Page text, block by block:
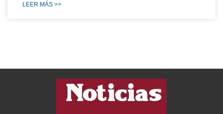
LEER MÁS >>